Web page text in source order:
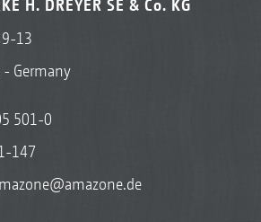
H. DREYER SE & Co. KG
13
Germany
501-0
147